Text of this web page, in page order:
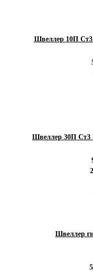
Швеллер 10П Ст3
Швеллер 30П Ст3
Швеллер